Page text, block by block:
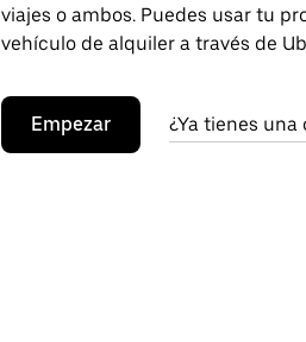
viajes o ambos. Puedes usar tu
vehículo de alquiler a través de
Empezar ¿Ya tienes una